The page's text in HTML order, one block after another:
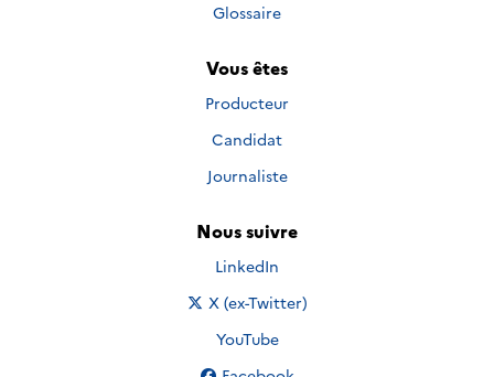
Glossaire
Vous êtes
Producteur
Candidat
Journaliste
Nous suivre
Nous suivre sur
LinkedIn
Nous suivre sur
X (ex-Twitter)
Nous suivre sur
YouTube